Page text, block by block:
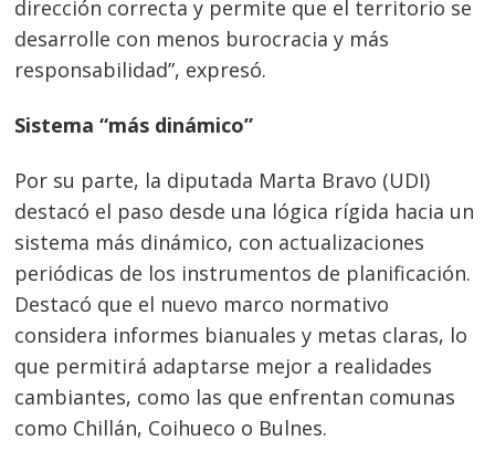
dirección correcta y permite que el territorio se
desarrolle con menos burocracia y más
responsabilidad”, expresó.
Sistema “más dinámico”
Por su parte, la diputada Marta Bravo (UDI)
destacó el paso desde una lógica rígida hacia un
sistema más dinámico, con actualizaciones
periódicas de los instrumentos de planificación.
Destacó que el nuevo marco normativo
considera informes bianuales y metas claras, lo
que permitirá adaptarse mejor a realidades
cambiantes, como las que enfrentan comunas
como Chillán, Coihueco o Bulnes.